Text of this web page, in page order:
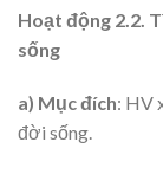
Hoạt động 2.2.
sống
a) Mục đích: HV
đời sống.